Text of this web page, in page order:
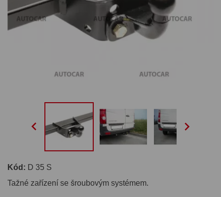
 
Kód: D 35 S
Tažné zařízení se šroubovým systémem.